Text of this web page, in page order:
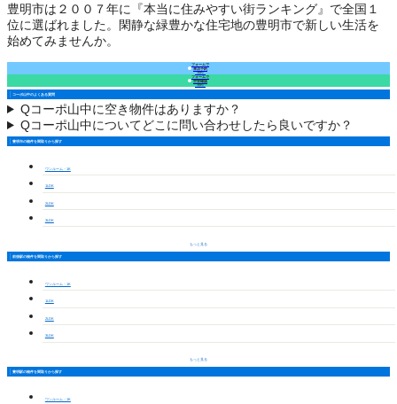
豊明市は２００７年に『本当に住みやすい街ランキング』で全国１
位に選ばれました。閑静な緑豊かな住宅地の豊明市で新しい生活を
始めてみませんか。
フォームで
来店予約
（無料）
フォームで
空室確認
（無料）
コーポ山中のよくある質問
Qコーポ山中に空き物件はありますか？
Qコーポ山中についてどこに問い合わせしたら良いですか？
豊明市の物件を間取りから探す
ワンルーム・1K
1LDK
2LDK
3LDK
もっと見る
前後駅の物件を間取りから探す
ワンルーム・1K
1LDK
2LDK
3LDK
もっと見る
豊明駅の物件を間取りから探す
ワンルーム・1K